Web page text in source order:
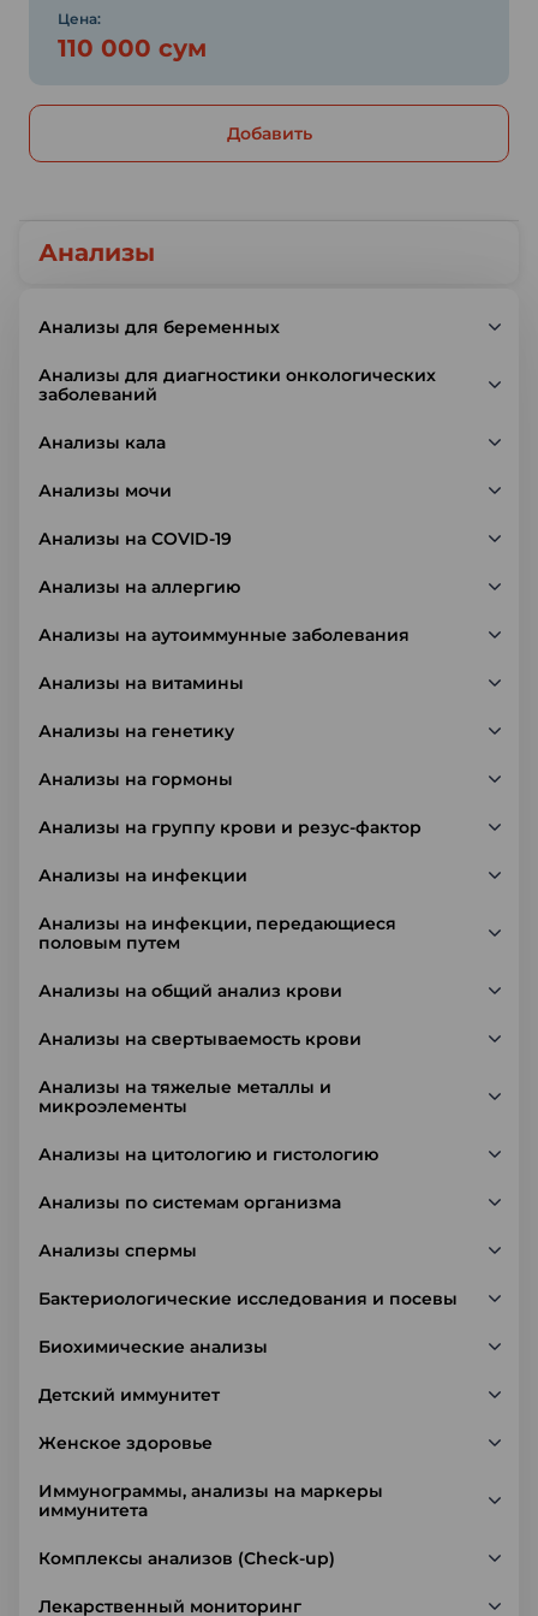
Анализы
Анализы для беременных
Анализы для диагностики онкологических
заболеваний
Анализы кала
Анализы мочи
Анализы на COVID-19
Анализы на аллергию
Анализы на аутоиммунные заболевания
Анализы на витамины
Анализы на генетику
Анализы на гормоны
Анализы на группу крови и резус-фактор
Анализы на инфекции
Анализы на инфекции, передающиеся
половым путем
Анализы на общий анализ крови
Анализы на свертываемость крови
Анализы на тяжелые металлы и
микроэлементы
Анализы на цитологию и гистологию
Анализы по системам организма
Анализы спермы
Бактериологические исследования и посевы
Биохимические анализы
Детский иммунитет
Женское здоровье
Иммунограммы, анализы на маркеры
иммунитета
Комплексы анализов (Check-up)
Лекарственный мониторинг
Цена:
110 000 сум
Добавить